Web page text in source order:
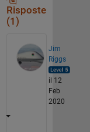
Risposte
(1)
Jim
Riggs
il 12
Feb
2020